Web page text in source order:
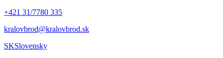
+421 31/7780 335
kralovbrod@kralovbrod.sk
SKSlovensky